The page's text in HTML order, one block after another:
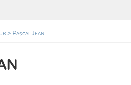
> Pascal Jean